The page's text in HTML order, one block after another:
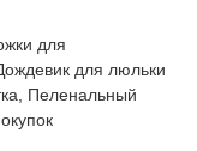
для
для люльки
Пеленальный